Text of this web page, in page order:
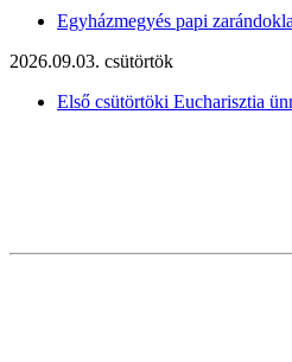
Egyházmegyés papi
2026.09.03. csütörtök
Első csütörtöki Eucharisztia